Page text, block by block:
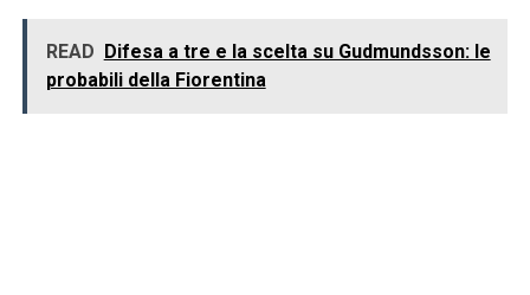
READ Difesa a tre e la scelta su Gudmundsson: le
probabili della Fiorentina